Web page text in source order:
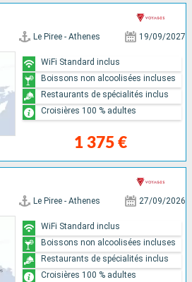
Le Piree - Athenes 19/09/2027
1 375 €
WiFi Standard inclus
Boissons non alcoolisées incluses
Restaurants de spécialités inclus
Croisières 100 % adultes
Le Piree - Athenes 27/09/2026
WiFi Standard inclus
Boissons non alcoolisées incluses
Restaurants de spécialités inclus
Croisières 100 % adultes